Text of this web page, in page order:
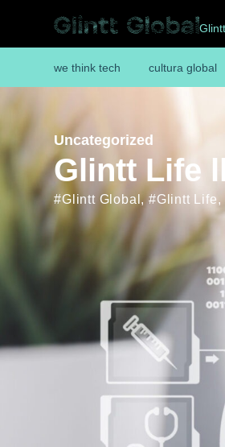
we think tech cultura global
Uncategorized
Glintt Life
#Glintt Global , #Glintt Life,